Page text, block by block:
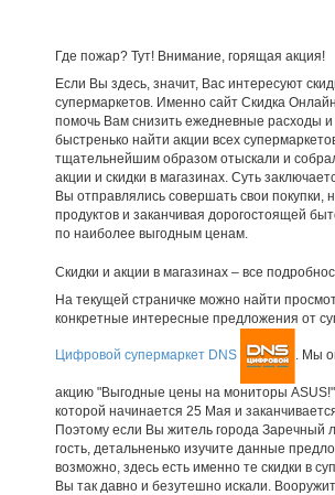
Где пожар? Тут! Внимание, горящая акция!
Если Вы здесь, значит, Вас интересуют
супермаркетов. Именно сайт Скидка
помочь Вам снизить ежедневные расходы и
быстренько найти акции всех
тщательнейшим образом отыскали и
акции и скидки в магазинах. Суть
Вы отправлялись совершать свои покупки,
продуктов и заканчивая дорогостоящей
по наиболее выгодным ценам.
Скидки и акции в магазинах – все
На текущей страничке можно найти
конкретные интересные предложения от
Цифровой супермаркет DNS . Мы
акцию "Выгодные цены на мониторы
которой начинается 25 Мая и
Поэтому если Вы житель города Заречный
гость, детальненько изучите данные
возможно, здесь есть именно те скидки в
Вы так давно и безутешно искали.